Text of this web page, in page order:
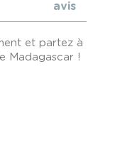
avis
et partez à
Madagascar !